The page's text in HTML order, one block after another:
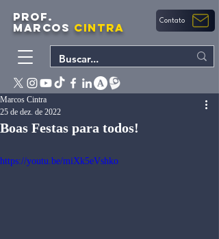
PROF.
MARCOS CINTRA Contato
Boas Festas para todos!
Marcos Cintra
25 de dez. de 2022
https://youtu.be/miXk5eVshko